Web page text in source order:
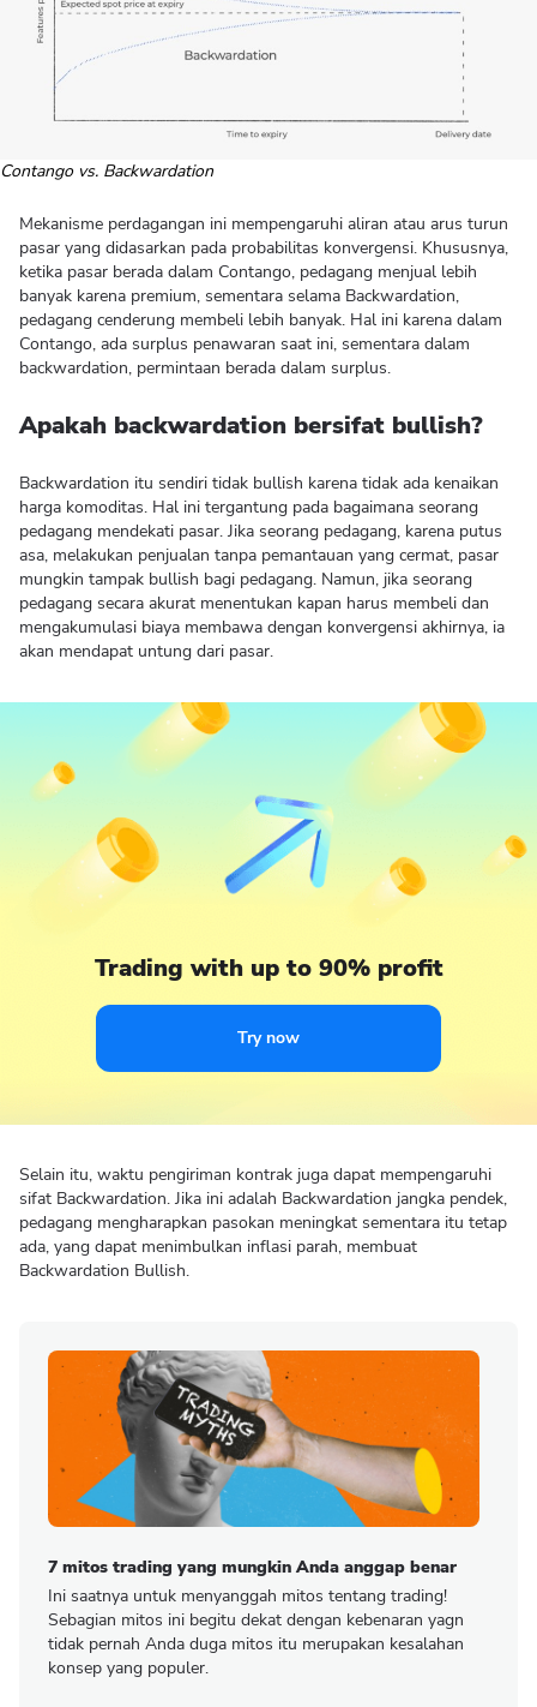
Contango vs. Backwardation
Mekanisme perdagangan ini mempengaruhi aliran atau arus turun
pasar yang didasarkan pada probabilitas konvergensi. Khususnya,
ketika pasar berada dalam Contango, pedagang menjual lebih
banyak karena premium, sementara selama Backwardation,
pedagang cenderung membeli lebih banyak. Hal ini karena dalam
Contango, ada surplus penawaran saat ini, sementara dalam
backwardation, permintaan berada dalam surplus.
Apakah backwardation bersifat bullish?
Backwardation itu sendiri tidak bullish karena tidak ada kenaikan
harga komoditas. Hal ini tergantung pada bagaimana seorang
pedagang mendekati pasar. Jika seorang pedagang, karena putus
asa, melakukan penjualan tanpa pemantauan yang cermat, pasar
mungkin tampak bullish bagi pedagang. Namun, jika seorang
pedagang secara akurat menentukan kapan harus membeli dan
mengakumulasi biaya membawa dengan konvergensi akhirnya, ia
akan mendapat untung dari pasar.
Trading with up to 90% profit
Try now
Selain itu, waktu pengiriman kontrak juga dapat mempengaruhi
sifat Backwardation. Jika ini adalah Backwardation jangka pendek,
pedagang mengharapkan pasokan meningkat sementara itu tetap
ada, yang dapat menimbulkan inflasi parah, membuat
Backwardation Bullish.
7 mitos trading yang mungkin Anda anggap benar
Ini saatnya untuk menyanggah mitos tentang trading!
Sebagian mitos ini begitu dekat dengan kebenaran yagn
tidak pernah Anda duga mitos itu merupakan kesalahan
konsep yang populer.